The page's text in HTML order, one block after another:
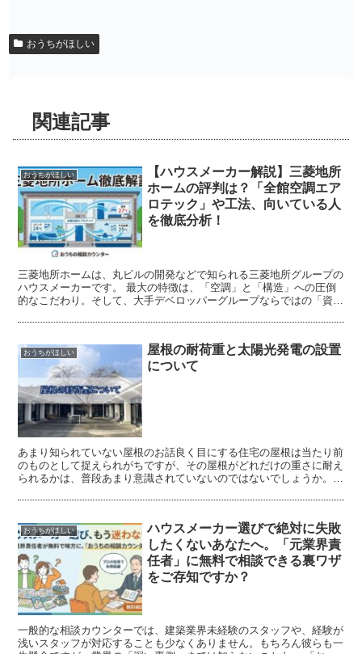
おうちがほしい
関連記事
おうちがほしい
【ハウスメーカー解説】三菱地所
ホームの評判は？「全館空調エア
ロテック」や工法、向いている人
を徹底分析！
三菱地所ホームは、丸ビルの開発などで知られる三菱地所グループの
ハウスメーカーです。 最大の特徴は、「空調」と「構造」への圧倒
的なこだわり。そして、大手デベロッパーグループならではの「資産
おうちがほしい
屋根の耐荷重と太陽光発電の設置
について
あまり知られていない屋根のお話良く目にする住宅の屋根は当たり前
のものとして捉えられがちですが、その屋根がどれだけの重さに耐え
られるかは、普段あまり意識されていないのではないでしょうか。住
おうちがほしい
ハウスメーカー選びで絶対に失敗
したくないあなたへ。「元業界責
任者」に無料で相談できる裏ワザ
をご存知ですか？
一般的な相談カウンターでは、建築業界未経験のスタッフや、経験が
浅いスタッフが対応することも少なくありません。もちろん彼らも一